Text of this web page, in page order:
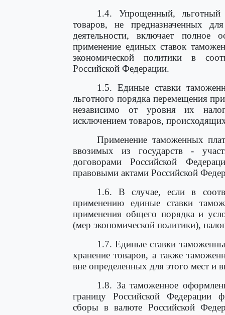
1.4. Упрощенный, льготный
товаров, не предназначенных
деятельности, включает полное
применение единых ставок
экономической политики в
Российской Федерации.
1.5. Единые ставки
льготного порядка перемещения
независимо от уровня их
исключением товаров,
Применение таможенных
ввозимых из государств -
договорами Российской
правовыми актами Российской
1.6. В случае, если в
применению единые ставки
применения общего порядка и
(мер экономической политики),
1.7. Единые ставки
хранение товаров, а также
вне определенных для этого мест и
1.8. За таможенное
границу Российской Федерации
сборы в валюте Российской